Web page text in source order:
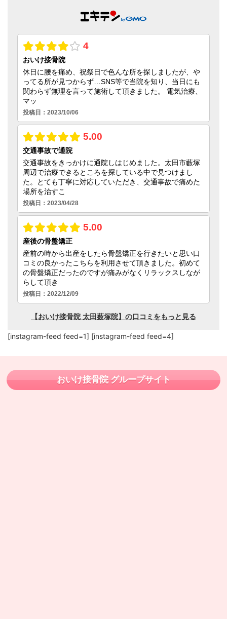
[instagram-feed feed=1] [instagram-feed feed=4]
おいけ接骨院 グループサイト